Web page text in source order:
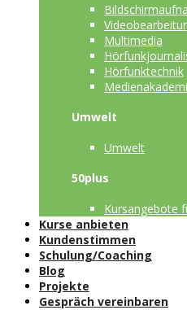
Multimedia
Hörfunktechnik
Umwelt
Umwelt
50plus
Kursangebote
Kurse anbieten
Kundenstimmen
Schulung/Coaching
Blog
Projekte
Gespräch vereinbaren